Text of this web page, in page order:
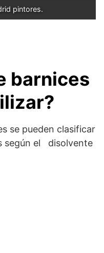
pintores.
barnices
se pueden clasificar
según el disolvente